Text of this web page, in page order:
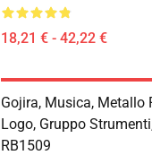
18,21 € - 42,22 €
Gojira, Musica, Metallo
Logo, Gruppo
RB1509